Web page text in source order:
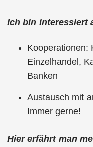
Ich bin
Kooperationen:
Einzelhandel,
Banken
Austausch mit
Immer gerne!
Hier erfährt man